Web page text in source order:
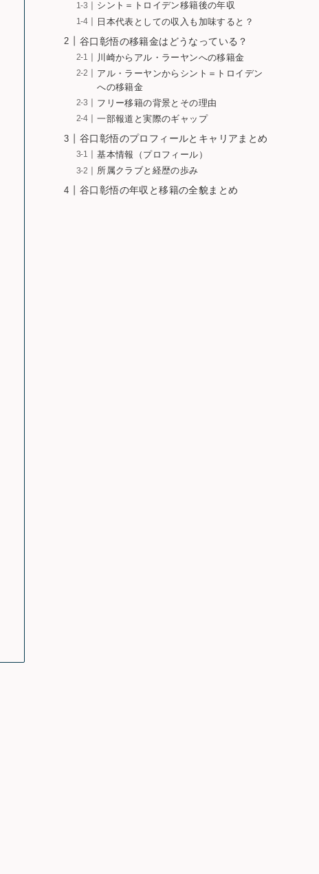
シント＝トロイデン移籍後の年収
日本代表としての収入も加味すると？
谷口彰悟の移籍金はどうなっている？
川崎からアル・ラーヤンへの移籍金
アル・ラーヤンからシント＝トロイデン
への移籍金
フリー移籍の背景とその理由
一部報道と実際のギャップ
谷口彰悟のプロフィールとキャリアまとめ
基本情報（プロフィール）
所属クラブと経歴の歩み
谷口彰悟の年収と移籍の全貌まとめ